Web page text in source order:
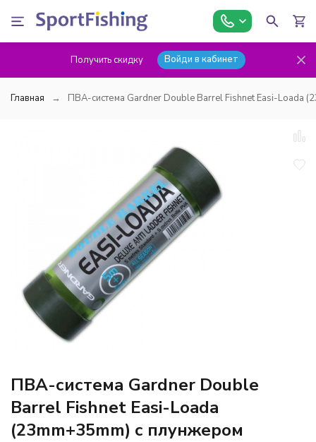
Получить скидку Войди в кабинет
Главная ПВА-система Gardner Double Barrel Fishnet Easi-Loada
ПВА-система Gardner Double
Barrel Fishnet Easi-Loada
(23mm+35mm) с плунжером